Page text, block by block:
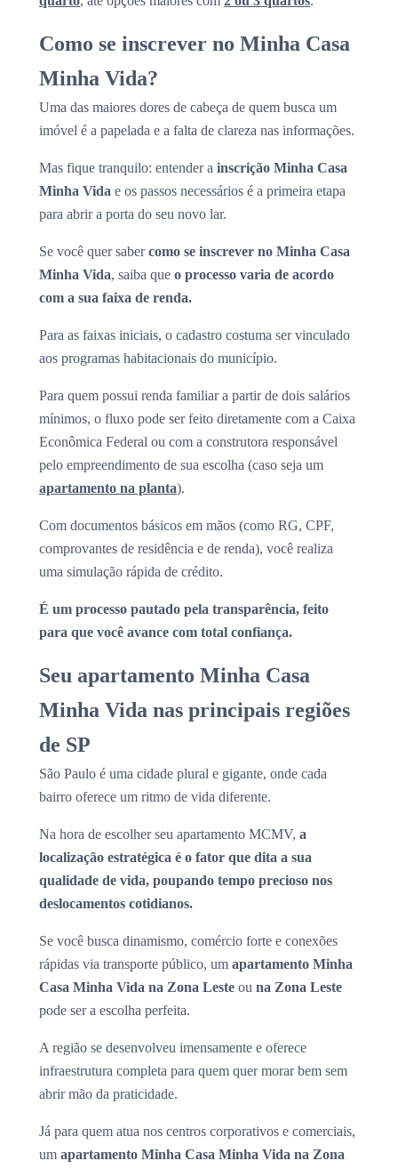
Como se inscrever no Minha Casa
Minha Vida?
Uma das maiores dores de cabeça de quem busca um
imóvel é a papelada e a falta de clareza nas informações.
Mas fique tranquilo: entender a inscrição Minha Casa
Minha Vida e os passos necessários é a primeira etapa
para abrir a porta do seu novo lar.
Se você quer sabercomo se inscrever no Minha Casa
Minha Vida, saiba que o processo varia de acordo
com a sua faixa de renda.
Para as faixas iniciais, o cadastro costuma ser vinculado
aos programas habitacionais do município.
Para quem possui renda familiar a partir de dois salários
mínimos, o fluxo pode ser feito diretamente com a Caixa
Econômica Federal ou com a construtora responsável
pelo empreendimento de sua escolha (caso seja um
apartamento na planta).
Com documentos básicos em mãos (como RG, CPF,
comprovantes de residência e de renda), você realiza
uma simulação rápida de crédito.
É um processo pautado pela transparência, feito
para que você avance com total confiança.
Seu apartamento Minha Casa
Minha Vida nas principais regiões
de SP
São Paulo é uma cidade plural e gigante, onde cada
bairro oferece um ritmo de vida diferente.
Na hora de escolher seu apartamento MCMV, a
localização estratégica é o fator que dita a sua
qualidade de vida, poupando tempo precioso nos
deslocamentos cotidianos.
Se você busca dinamismo, comércio forte e conexões
rápidas via transporte público, um apartamento Minha
Casa Minha Vida na Zona Leste ou na Zona Leste
pode ser a escolha perfeita.
A região se desenvolveu imensamente e oferece
infraestrutura completa para quem quer morar bem sem
abrir mão da praticidade.
Já para quem atua nos centros corporativos e comerciais,
um apartamento Minha Casa Minha Vida na Zona